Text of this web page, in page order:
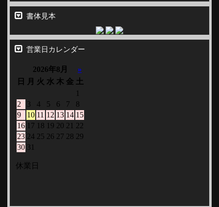
書体見本
営業日カレンダー